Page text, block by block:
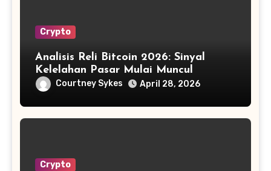
Crypto
Analisis Reli Bitcoin 2026: Sinyal
Kelelahan Pasar Mulai Muncul
Courtney Sykes April 28, 2026
Crypto